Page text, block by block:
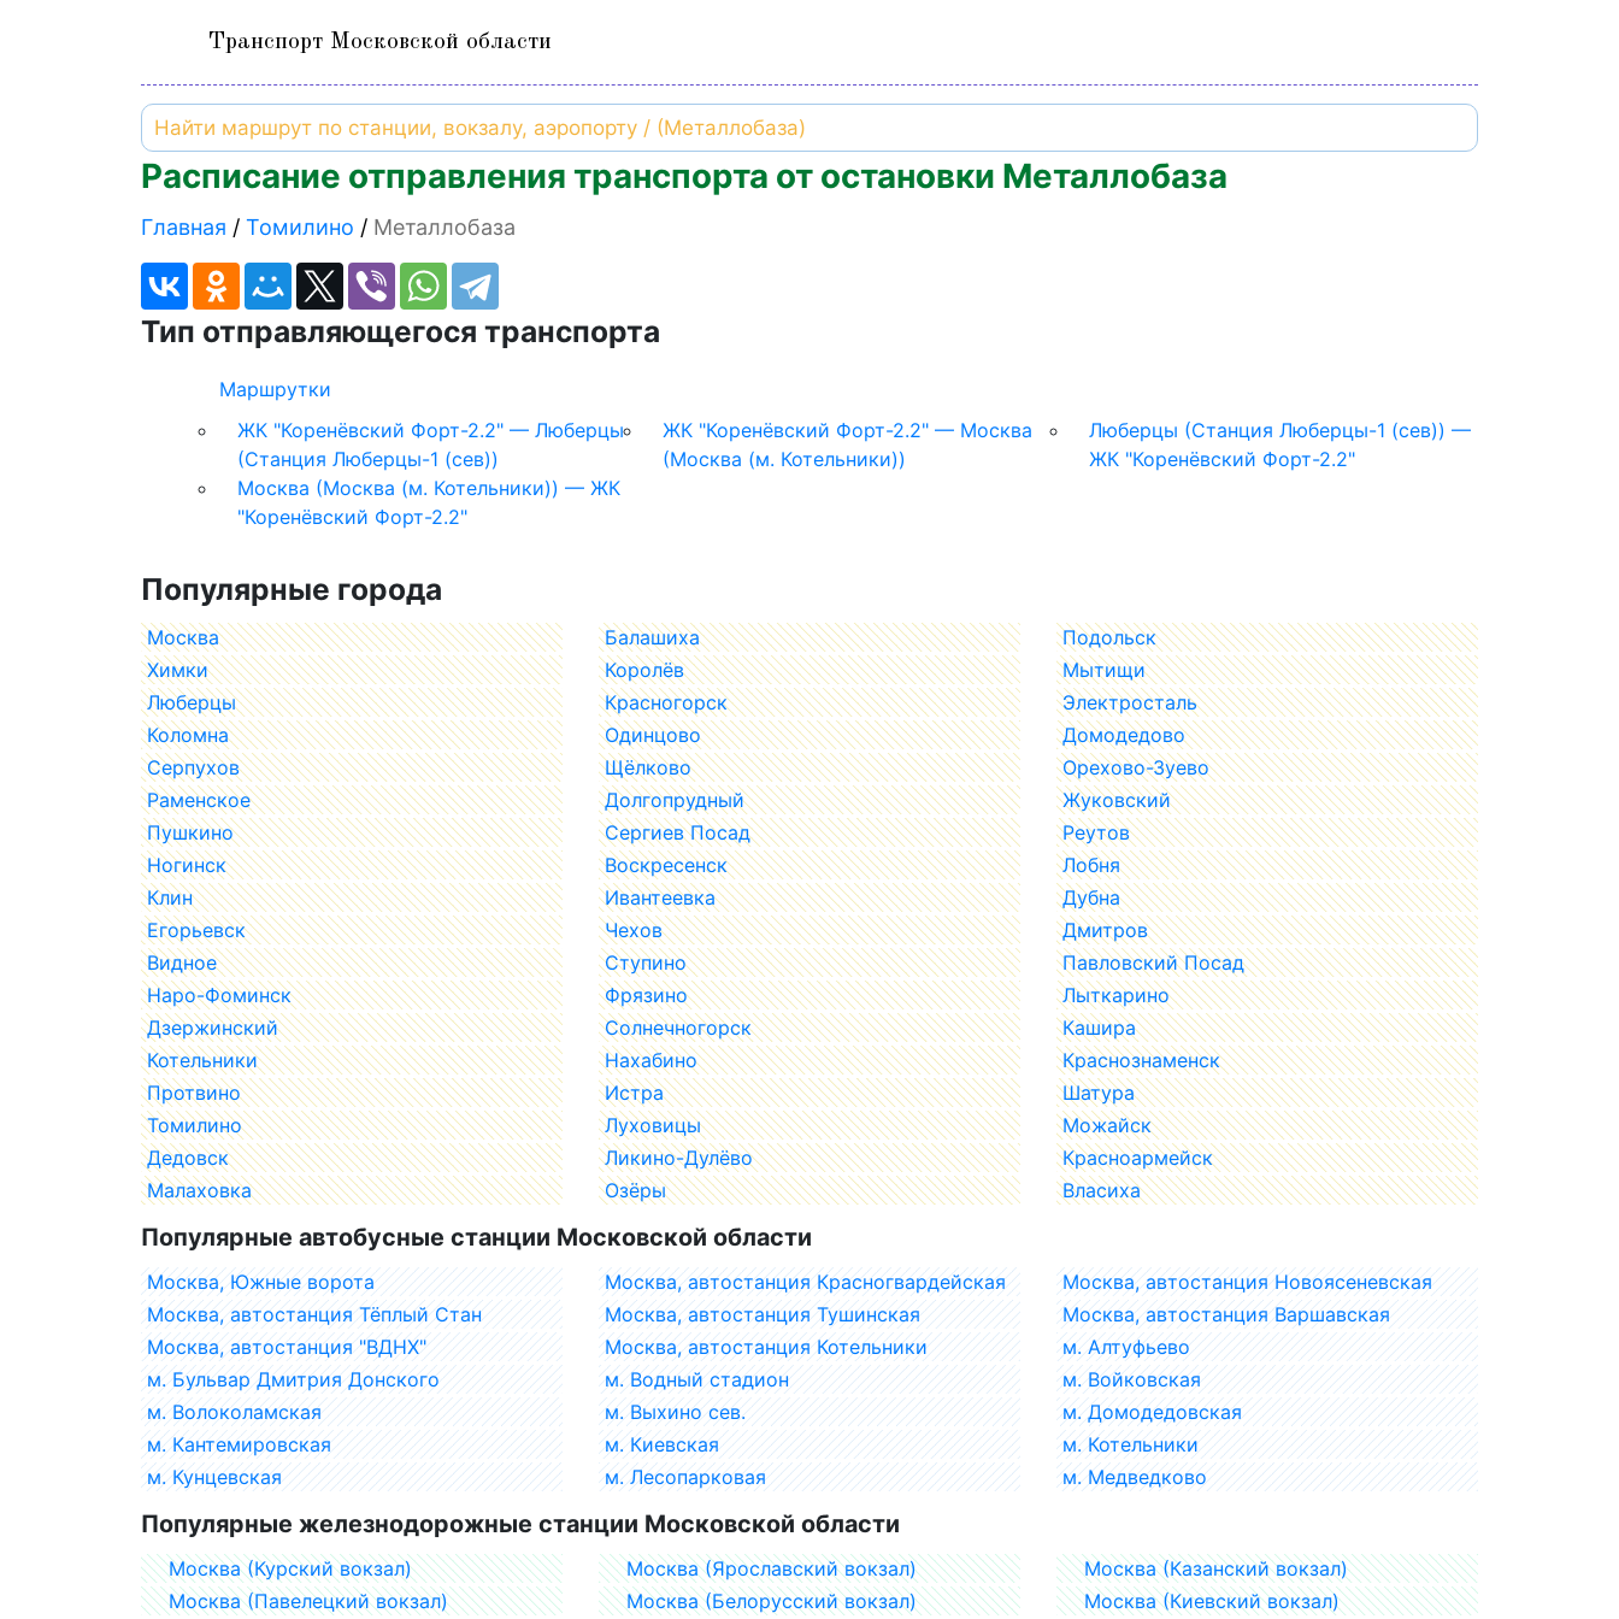
Транспорт Московской области
Расписание отправления транспорта от остановки Металлобаза
Главная Томилино Металлобаза
Тип отправляющегося транспорта
Маршрутки
ЖК "Коренёвский Форт-2.2" — Люберцы
(Станция Люберцы-1 (сев))
ЖК "Коренёвский Форт-2.2" — Москва
(Москва (м. Котельники))
Люберцы (Станция Люберцы-1 (сев)) —
ЖК "Коренёвский Форт-2.2"
Москва (Москва (м. Котельники)) — ЖК
"Коренёвский Форт-2.2"
Популярные города
Москва Балашиха
Подольск
Химки
Королёв
Мытищи
Люберцы
Красногорск
Электросталь
Коломна
Одинцово
Домодедово
Серпухов
Щёлково
Орехово-Зуево
Раменское
Долгопрудный
Жуковский
Пушкино
Сергиев Посад
Реутов
Ногинск
Воскресенск
Лобня
Клин
Ивантеевка
Дубна
Егорьевск
Чехов
Дмитров
Видное
Ступино
Павловский Посад
Наро-Фоминск
Фрязино
Лыткарино
Дзержинский
Солнечногорск
Кашира
Котельники
Нахабино
Краснознаменск
Протвино
Истра
Шатура
Томилино
Луховицы
Можайск
Дедовск
Ликино-Дулёво
Красноармейск
Малаховка
Озёры Власиха
Популярные автобусные станции Московской области
Москва, Южные ворота Москва, автостанция Красногвардейская
Москва, автостанция Новоясеневская
Москва, автостанция Тёплый Стан
Москва, автостанция Тушинская
Москва, автостанция Варшавская
Москва, автостанция "ВДНХ"
Москва, автостанция Котельники
м. Алтуфьево
м. Бульвар Дмитрия Донского
м. Водный стадион
м. Войковская
м. Волоколамская
м. Выхино сев.
м. Домодедовская
м. Кантемировская
м. Киевская
м. Котельники
м. Кунцевская
м. Лесопарковая м. Медведково
Популярные железнодорожные станции Московской области
Москва (Курский вокзал) Москва (Ярославский вокзал)
Москва (Казанский вокзал)
Москва (Павелецкий вокзал)
Москва (Белорусский вокзал) Москва (Киевский вокзал)